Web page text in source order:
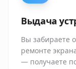
Выдача
Вы забираете
ремонте
— получаете